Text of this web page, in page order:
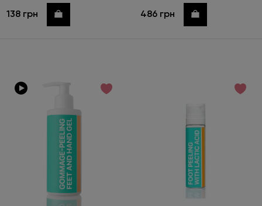
138 грн Купить 486 грн Купить